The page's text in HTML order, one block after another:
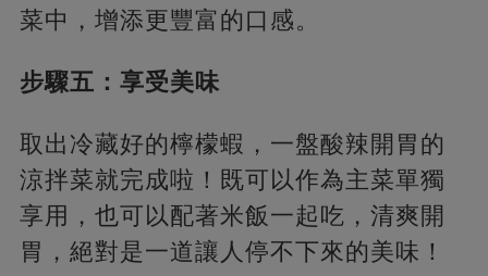
菜中，增添更豐富的口感。
步驟五：享受美味
取出冷藏好的檸檬蝦，一盤酸辣開胃的
涼拌菜就完成啦！既可以作為主菜單獨
享用，也可以配著米飯一起吃，清爽開
胃，絕對是一道讓人停不下來的美味！